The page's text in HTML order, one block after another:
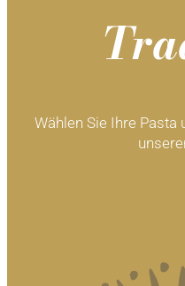
Wählen Sie Ihre Pasta